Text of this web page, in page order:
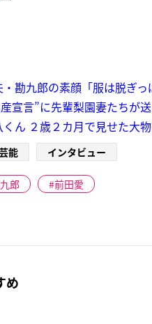
勘九郎の素顔「服は脱ぎっ
宣言”に先輩梨園妻たちが
ん ２歳２カ月で見せた大
能 インタビュー
郎 前田愛
め